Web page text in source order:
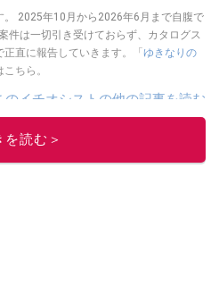
2025年10月から2026年6月まで自腹で
件は一切引き受けておらず、カタログス
直に報告していきます。「 ゆきなりの
こちら。
のイチオシストの他の記事を読む
を読む＞